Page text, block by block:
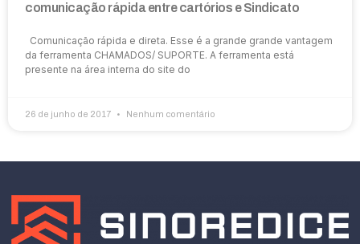
comunicação rápida entre cartórios e Sindicato
Comunicação rápida e direta. Esse é a grande grande vantagem
da ferramenta CHAMADOS/ SUPORTE. A ferramenta está
presente na área interna do site do
26 de junho de 2017 Nenhum comentário